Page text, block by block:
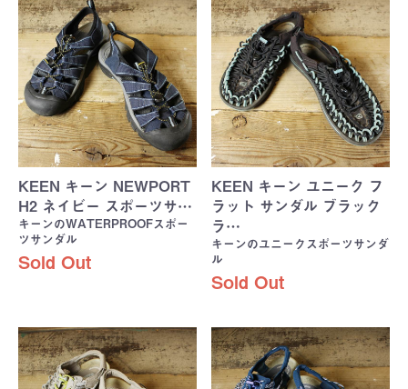
KEEN キーン NEWPORT
H2 ネイビー スポーツサ…
キーンのWATERPROOFスポー
ツサンダル
Sold Out
KEEN キーン ユニーク フ
ラット サンダル ブラック
ラ…
キーンのユニークスポーツサンダ
ル
Sold Out